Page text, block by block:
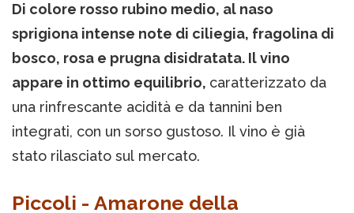
Di colore rosso rubino medio, al naso
sprigiona intense note di ciliegia, fragolina di
bosco, rosa e prugna disidratata. Il vino
appare in ottimo equilibrio, caratterizzato da
una rinfrescante acidità e da tannini ben
integrati, con un sorso gustoso. Il vino è già
stato rilasciato sul mercato.
Piccoli - Amarone della